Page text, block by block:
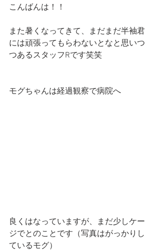
こんばんは！！
また暑くなってきて、まだまだ半袖君
には頑張ってもらわないとなと思いつ
つあるスタッフRです笑笑
モグちゃんは経過観察で病院へ
良くはなっていますが、まだ少しケー
ジでとのことです（写真はがっかりし
ているモグ）